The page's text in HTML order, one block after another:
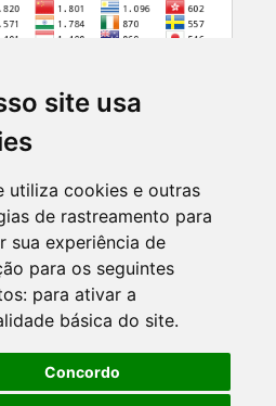
site usa
utiliza cookies e outras
de rastreamento para
sua experiência de
para os seguintes
para ativar a
básica do site.
Concordo
e Meio Ambiente
made
- Atribuição 4.0
autorizações adicionais às
licença em
about.